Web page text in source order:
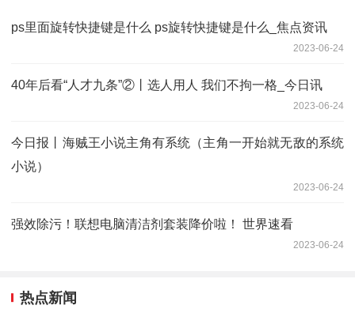
ps里面旋转快捷键是什么 ps旋转快捷键是什么_焦点资讯
2023-06-24
40年后看“人才九条”②丨选人用人 我们不拘一格_今日讯
2023-06-24
今日报丨海贼王小说主角有系统（主角一开始就无敌的系统
小说）
2023-06-24
强效除污！联想电脑清洁剂套装降价啦！ 世界速看
2023-06-24
热点新闻